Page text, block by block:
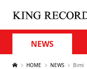
NEWS
HOME NEWS
Bimi